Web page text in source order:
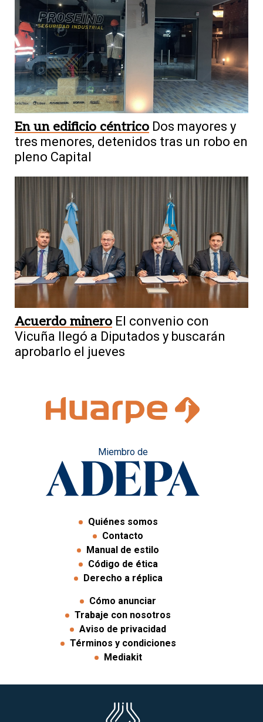
En un edificio céntrico Dos mayores y
tres menores, detenidos tras un robo en
pleno Capital
Acuerdo minero El convenio con
Vicuña llegó a Diputados y buscarán
aprobarlo el jueves
Miembro de
Quiénes somos
Contacto
Manual de estilo
Código de ética
Derecho a réplica
Cómo anunciar
Trabaje con nosotros
Aviso de privacidad
Términos y condiciones
Mediakit